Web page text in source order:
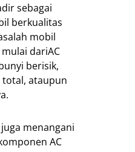
sebagai
berkualitas
mobil
dariAC
berisik,
total, ataupun
menangani
AC